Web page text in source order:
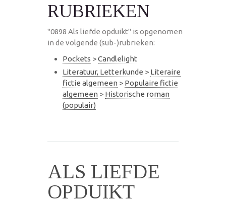
RUBRIEKEN
"0898 Als liefde opduikt" is opgenomen
in de volgende (sub-)rubrieken:
Pockets >Candlelight
Literatuur, Letterkunde > Literaire
fictie algemeen > Populaire fictie
algemeen > Historische roman
(populair)
ALS LIEFDE
OPDUIKT